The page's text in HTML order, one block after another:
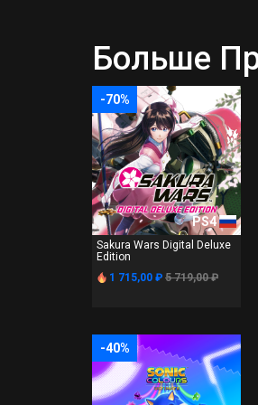
Больше
-70%
PS4
Sakura Wars Digital Deluxe
Edition
1 715,00 ₽ 5 719,00 ₽
-40%